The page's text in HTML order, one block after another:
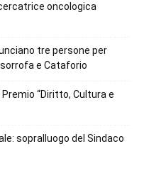
oncologica
tre persone per
e Cataforio
Premio “Diritto, Cultura e
sopralluogo del Sindaco